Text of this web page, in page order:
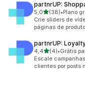
partnrUP:
5,0de 5 estrelas
(38)
38 avaliações ao
•Plano
Crie sliders de
páginas de
partnrUP:
4,4de 5 estrelas
(4)
4 avaliações ao
•Grátis
Escale
clientes por posts